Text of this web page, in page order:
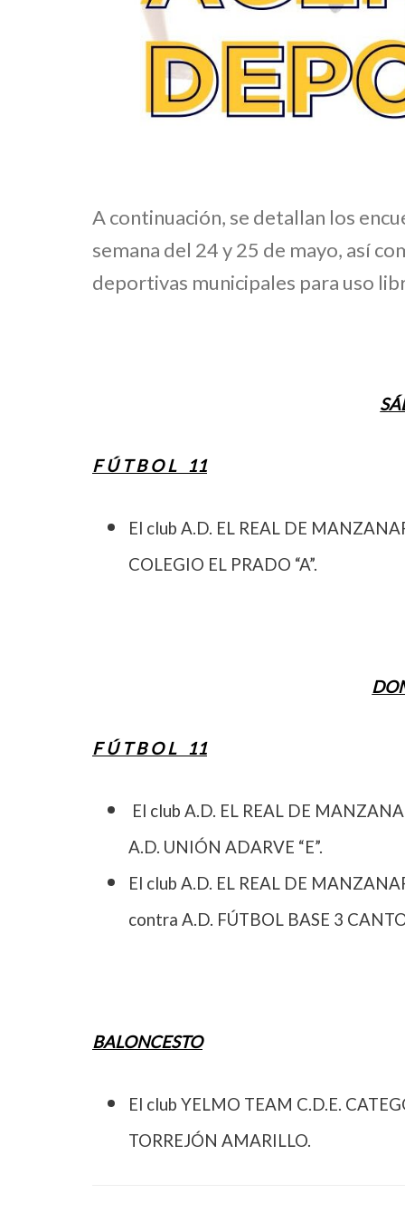
A continuación, se detallan los
semana del 24 y 25 de mayo, así
deportivas municipales para uso
F Ú T B O L 11
El club A.D. EL REAL DE
COLEGIO EL PRADO “A”.
F Ú T B O L 11
El club A.D. EL REAL DE
A.D. UNIÓN ADARVE “E”.
El club A.D. EL REAL DE
contra A.D. FÚTBOL BASE 3
BALONCESTO
El club YELMO TEAM C.D.E.
TORREJÓN AMARILLO.